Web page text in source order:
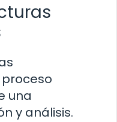
una
y análisis.